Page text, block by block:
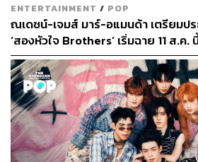
สำหรับแฟนนางงาม แฟนคลับของ ม
ของพีพี สามารถเข้าไปจับจองบัตรได้ท
เว็บไซต์และเคาน์เตอร์เซอร์วิสของ 7-
ขายวันที่ 3 มิถุนายน 2566 เวลา
ละเอียดเพิ่มเติมได้ทุกช่องทางโซเชียล
247ENTOFFICIAL
ENTERTAINMENT / POP
ณเดชน์-เจมส์ มาร์-อแมนด้า เตรียมปร
‘สองหัวใจ Brothers’ เริ่มฉาย 11 ส.ค.